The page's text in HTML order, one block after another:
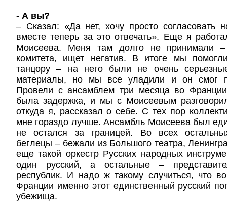
- А вы?
– Сказал: «Да нет, хочу просто
вместе теперь за это отвечать». Еще я
Моисеева. Меня там долго не принимали –
комитета, ищет негатив. В итоге мы
танцору – на него были не очень
материалы, но мы все уладили и он смог
Провели с ансамблем три месяца во
была задержка, и мы с Моисеевым
откуда я, рассказал о себе. С тех пор
мне гораздо лучше. Ансамбль Моисеева был
не остался за границей. Во всех
беглецы – бежали из Большого театра,
еще такой оркестр Русских народных
один русский, а остальные –
республик. И надо ж такому случиться, что
Франции именно этот единственный русский
убежища.